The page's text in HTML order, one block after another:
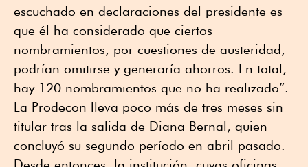
escuchado en declaraciones del presidente es
que él ha considerado que ciertos
nombramientos, por cuestiones de austeridad,
podrían omitirse y generaría ahorros. En total,
hay 120 nombramientos que no ha realizado”.
La Prodecon lleva poco más de tres meses sin
titular tras la salida de Diana Bernal, quien
concluyó su segundo período en abril pasado.